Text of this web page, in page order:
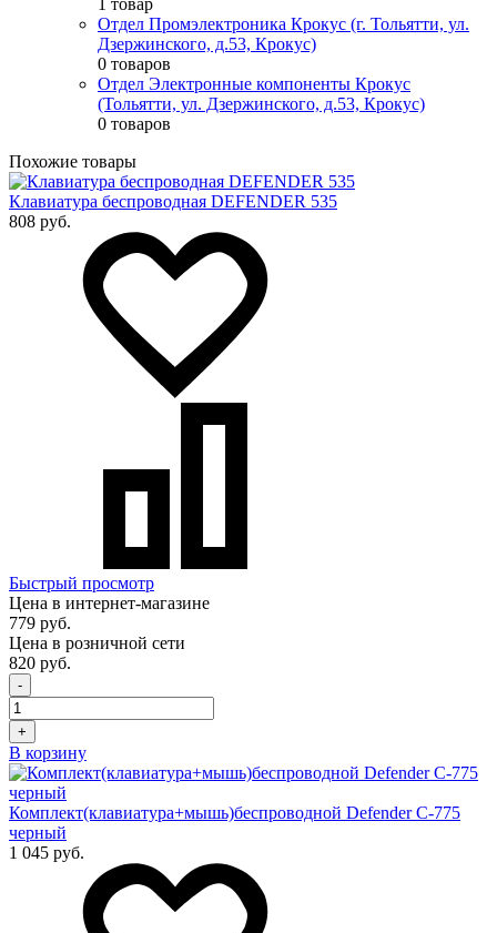
1 товар
Отдел Промэлектроника Крокус (г. Тольятти, ул.
Дзержинского, д.53, Крокус)
0 товаров
Отдел Электронные компоненты Крокус
(Тольятти, ул. Дзержинского, д.53, Крокус)
0 товаров
Похожие товары
Клавиатура беспроводная DEFENDER 535
808 руб.
Быстрый просмотр
Цена в интернет-магазине
779 руб.
Цена в розничной сети
820 руб.
-
+
В корзину
Комплект(клавиатура+мышь)беспроводной Defender C-775
черный
1 045 руб.